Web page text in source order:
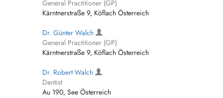
General Practitioner (GP)
Kärntnerstraße 9, Köflach Österreich
Dr. Günter Walch
General Practitioner (GP)
Kärntnerstraße 9, Köflach Österreich
Dr. Robert Walch
Dentist
Au 190, See Österreich